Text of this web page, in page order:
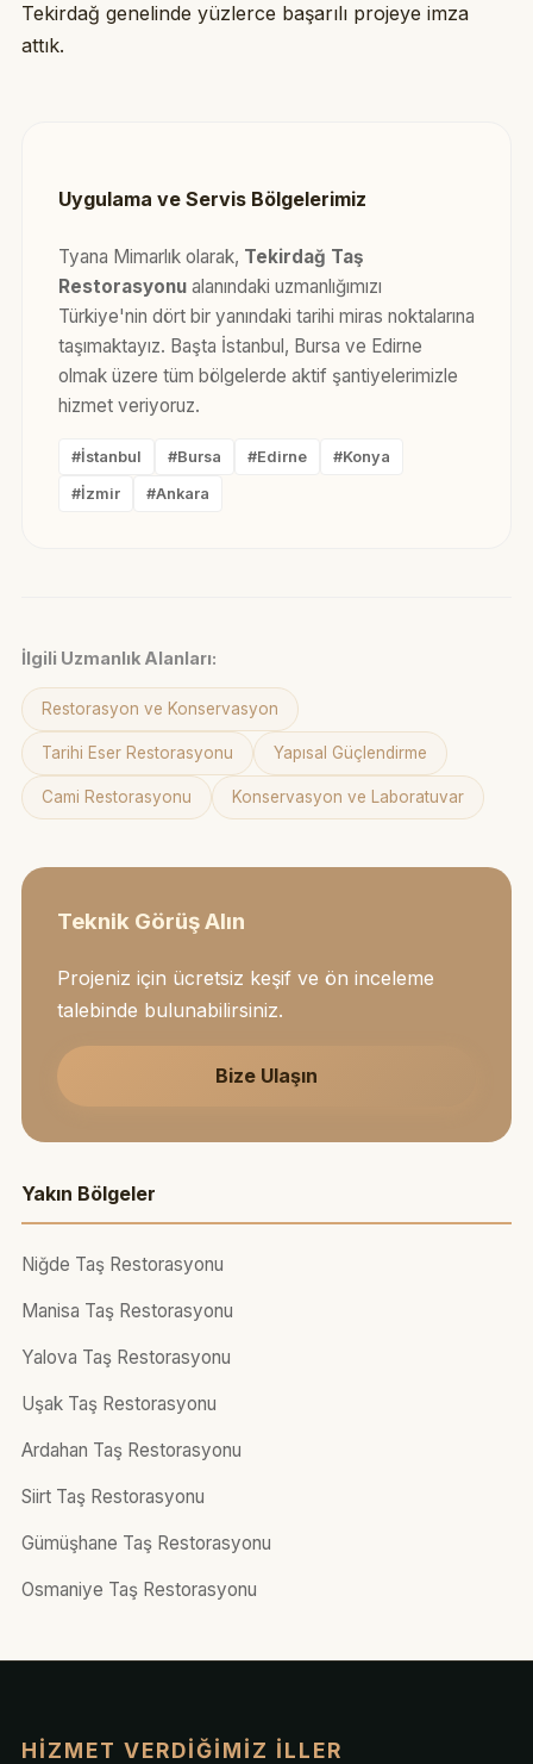
Tekirdağ genelinde yüzlerce başarılı projeye imza
attık.
Uygulama ve Servis Bölgelerimiz
Tyana Mimarlık olarak, Tekirdağ Taş
Restorasyonualanındaki uzmanlığımızı
Türkiye'nin dört bir yanındaki tarihi miras noktalarına
taşımaktayız. Başta İstanbul, Bursa ve Edirne
olmak üzere tüm bölgelerde aktif şantiyelerimizle
hizmet veriyoruz.
#İstanbul #Bursa #Edirne #Konya
#İzmir #Ankara
İlgili Uzmanlık Alanları:
Restorasyon ve Konservasyon
Tarihi Eser Restorasyonu Yapısal Güçlendirme
Cami Restorasyonu Konservasyon ve Laboratuvar
Teknik Görüş Alın
Projeniz için ücretsiz keşif ve ön inceleme
talebinde bulunabilirsiniz.
Bize Ulaşın
Yakın Bölgeler
Niğde Taş Restorasyonu
Manisa Taş Restorasyonu
Yalova Taş Restorasyonu
Uşak Taş Restorasyonu
Ardahan Taş Restorasyonu
Siirt Taş Restorasyonu
Gümüşhane Taş Restorasyonu
Osmaniye Taş Restorasyonu
HIZMET VERDIĞIMIZ İLLER